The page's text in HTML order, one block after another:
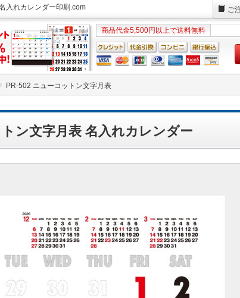
入れカレンダー印刷.com ご
商品代金5,500円以上で送料無料
PR-502 ニューコットン文字月表
ン文字月表 名入れカレンダー